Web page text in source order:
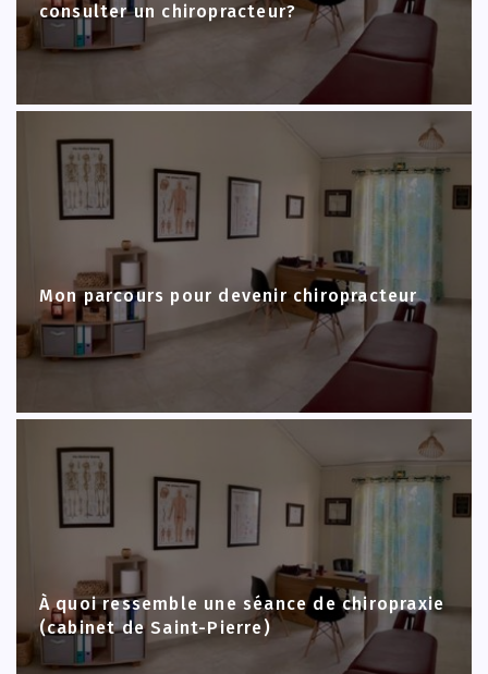
consulter un chiropracteur?
Mon parcours pour devenir chiropracteur
À quoi ressemble une séance de chiropraxie
(cabinet de Saint-Pierre)